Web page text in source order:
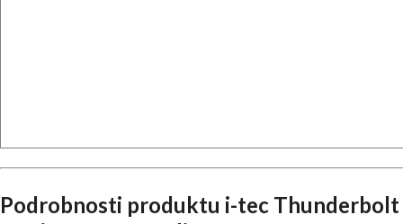
Podrobnosti produktu i-tec